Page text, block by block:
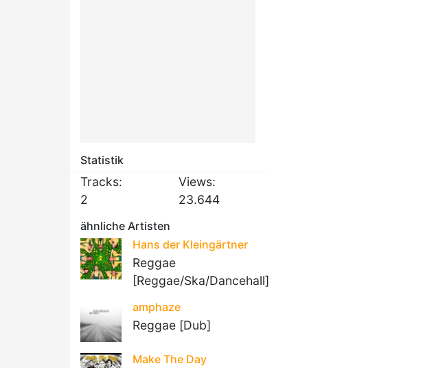
Statistik
Tracks:
2
Views:
23.644
ähnliche Artisten
Hans der Kleingärtner
Reggae
[Reggae/Ska/Dancehall]
amphaze
Reggae [Dub]
Make The Day